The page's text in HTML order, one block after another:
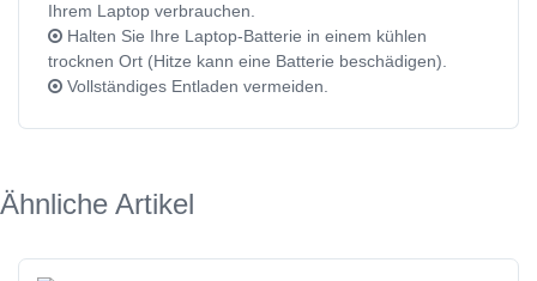
Ihrem Laptop verbrauchen.
Halten Sie Ihre Laptop-Batterie in einem kühlen
trocknen Ort (Hitze kann eine Batterie beschädigen).
Vollständiges Entladen vermeiden.
Ähnliche Artikel